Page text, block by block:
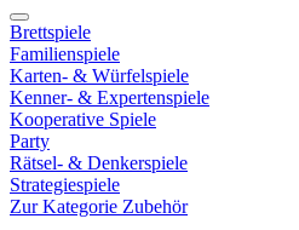
Brettspiele
Familienspiele
Karten- & Würfelspiele
Kenner- & Expertenspiele
Kooperative Spiele
Party
Rätsel- & Denkerspiele
Strategiespiele
Zur Kategorie Zubehör